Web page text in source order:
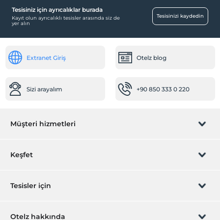
Odalar
Faks/fotokopi
Motorsiklet kiralama
Doktor (tesis bünyesinde)
Öne Çıkan Özellikler
Deniz manzarası
Tesisiniz için ayrıcalıklar burada
Kayıt olun ayrıcalıklı tesisler arasında siz de
yer alın
Tesisinizi kaydedin
Extranet Giriş Otelz blog
Sizi arayalım +90 850 333 0 220
Müşteri hizmetleri
Rezervasyon yönet
Keşfet
Hediye Kart
Tesisler için
Hemen tesisinizi ekleyin
Otelz hakkında